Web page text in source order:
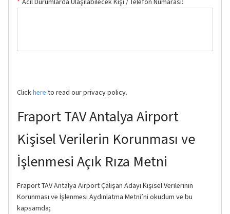
Clickhere to read our privacy policy.
Fraport TAV Antalya Airport
Kişisel Verilerin Korunması ve
İşlenmesi Açık Rıza Metni
Fraport TAV Antalya Airport Çalışan Adayı Kişisel Verilerinin
Korunması ve İşlenmesi Aydınlatma Metni’ni okudum ve bu
kapsamda;